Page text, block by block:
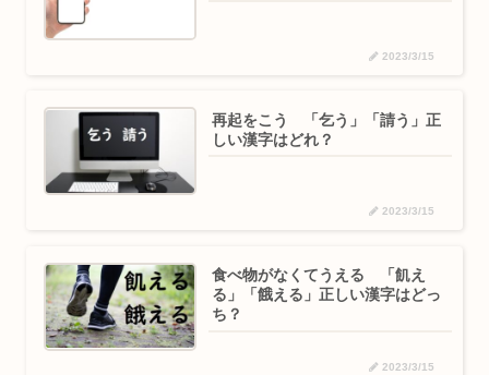
2023/3/15
再起をこう 「乞う」「請う」正
しい漢字はどれ？
2023/3/15
食べ物がなくてうえる 「飢え
る」「餓える」正しい漢字はどっ
ち？
2023/3/15